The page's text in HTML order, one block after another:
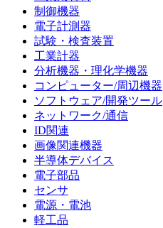
制御機器
電子計測器
試験・検査装置
工業計器
分析機器・理化学機器
コンピューター/周辺機器
ソフトウェア/開発ツール
ネットワーク/通信
ID関連
画像関連機器
半導体デバイス
電子部品
センサ
電源・電池
軽工品